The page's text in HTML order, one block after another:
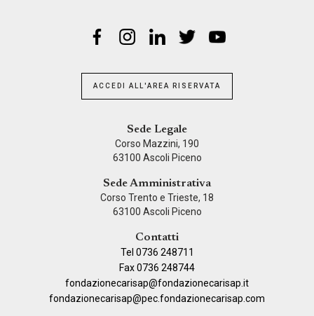
ACCEDI ALL'AREA RISERVATA
Sede Legale
Corso Mazzini, 190
63100 Ascoli Piceno
Sede Amministrativa
Corso Trento e Trieste, 18
63100 Ascoli Piceno
Contatti
Tel 0736 248711
Fax 0736 248744
fondazionecarisap@fondazionecarisap.it
fondazionecarisap@pec.fondazionecarisap.com